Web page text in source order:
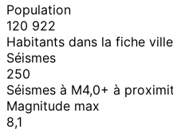
Population
120 922
Habitants dans la fiche
Séismes
250
Séismes à M4,0+ à
Magnitude max
8,1